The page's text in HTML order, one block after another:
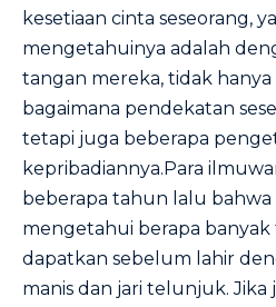
kesetiaan cinta seseorang,
mengetahuinya adalah
tangan mereka, tidak
bagaimana pendekatan
tetapi juga beberapa
kepribadiannya.Para
beberapa tahun lalu
mengetahui berapa
dapatkan sebelum lahir
manis dan jari telunjuk. Jika